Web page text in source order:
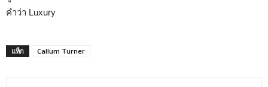
คำว่า Luxury
แท็ก Callum Turner